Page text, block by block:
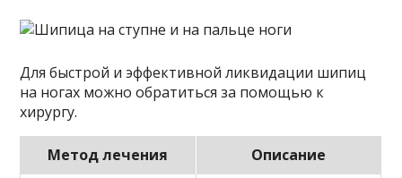
Для быстрой и эффективной ликвидации шипиц
на ногах можно обратиться за помощью к
хирургу.
Метод лечения
Описание